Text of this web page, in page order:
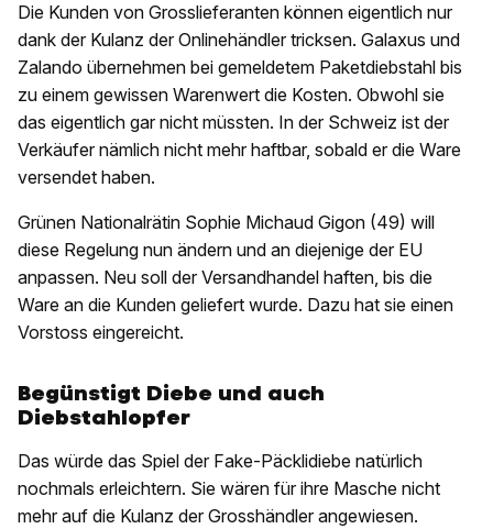
Die Kunden von Grosslieferanten können eigentlich nur
dank der Kulanz der Onlinehändler tricksen. Galaxus und
Zalando übernehmen bei gemeldetem Paketdiebstahl bis
zu einem gewissen Warenwert die Kosten. Obwohl sie
das eigentlich gar nicht müssten. In der Schweiz ist der
Verkäufer nämlich nicht mehr haftbar, sobald er die Ware
versendet haben.
Grünen Nationalrätin Sophie Michaud Gigon (49) will
diese Regelung nun ändern und an diejenige der EU
anpassen. Neu soll der Versandhandel haften, bis die
Ware an die Kunden geliefert wurde. Dazu hat sie einen
Vorstoss eingereicht.
Begünstigt Diebe und auch
Diebstahlopfer
Das würde das Spiel der Fake-Päcklidiebe natürlich
nochmals erleichtern. Sie wären für ihre Masche nicht
mehr auf die Kulanz der Grosshändler angewiesen.